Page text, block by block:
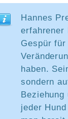
Hannes
erfahrener
Gespür
haben.
sondern
Beziehung
jeder